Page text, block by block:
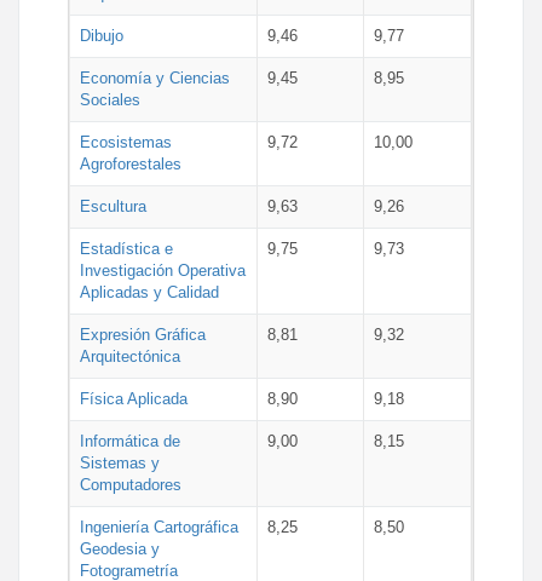
Dibujo 9,46 9,77
Economía y Ciencias
Sociales
9,45 8,95
Ecosistemas
Agroforestales
9,72 10,00
Escultura 9,63 9,26
Estadística e
Investigación Operativa
Aplicadas y Calidad
9,75 9,73
Expresión Gráfica
Arquitectónica
8,81 9,32
Física Aplicada 8,90 9,18
Informática de
Sistemas y
Computadores
9,00 8,15
Ingeniería Cartográfica
Geodesia y
Fotogrametría
8,25 8,50